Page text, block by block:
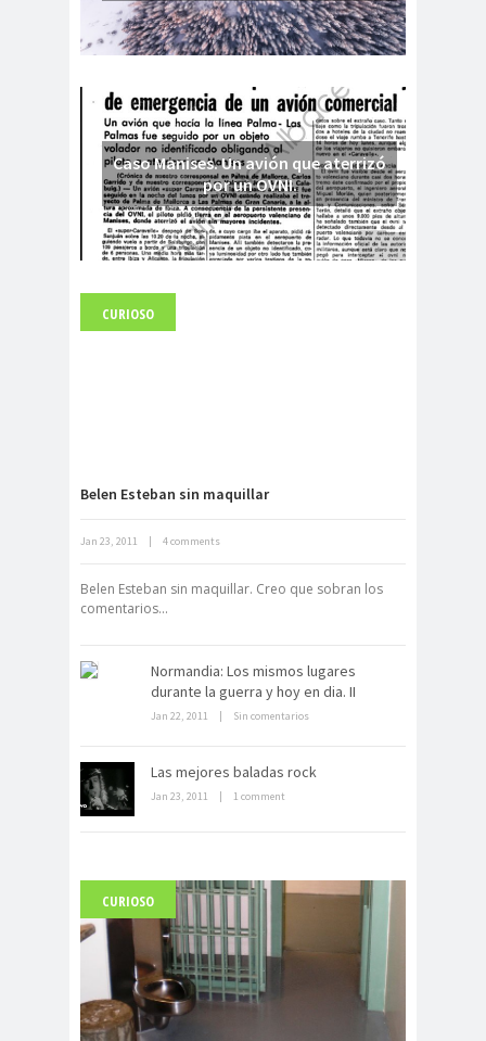
Caso Manises. Un avión que aterrizó
por un OVNI.
ciencia para triunfar en el comercio
Dentro de un manicomio
abandonado
Carlo Acutis, el beato incorrupto de
15 años
CURIOSO
Belen Esteban sin maquillar
Jan 23, 2011 | 4 comments
Belen Esteban sin maquillar. Creo que sobran los
comentarios...
Normandia: Los mismos lugares
durante la guerra y hoy en dia. II
Jan 22, 2011 | Sin comentarios
Las mejores baladas rock
Jan 23, 2011 | 1 comment
CURIOSO